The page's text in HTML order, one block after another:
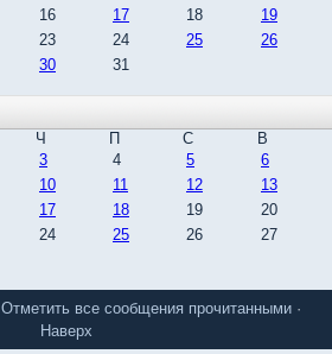
16 17 18
19
23 24 25
26
30 31
Ч П С
В
3 4 5
6
10 11 12
13
17 18 19
20
24 25 26
27
Отметить все сообщения прочитанными ·
Наверх